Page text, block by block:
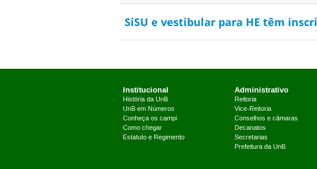
SiSU e vestibular para HE têm
Institucional
História da UnB
UnB em Números
Conheça os campi
Como chegar
Estatuto e Regimento
Administrativo
Reitoria
Vice-Reitoria
Conselhos e câmaras
Decanatos
Secretarias
Prefeitura da UnB